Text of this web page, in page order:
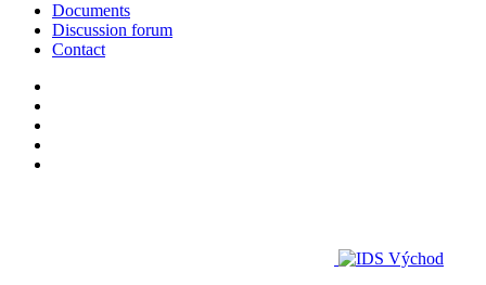
Documents
Discussion forum
Contact